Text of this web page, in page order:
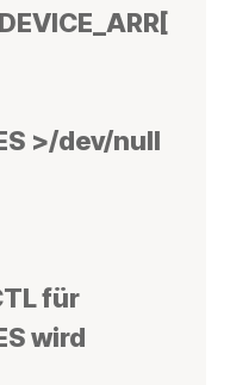
>/dev/null
für
wird